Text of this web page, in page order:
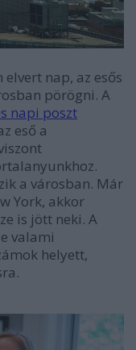
nap, az esős
pörögni. A
napi poszt
eső a
a városban. Már
York, akkor
is jött neki. A
valami
helyett,